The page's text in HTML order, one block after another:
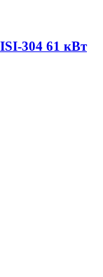
304 61 кВт